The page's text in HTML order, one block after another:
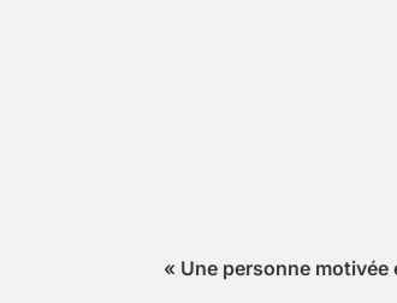
« Une personne